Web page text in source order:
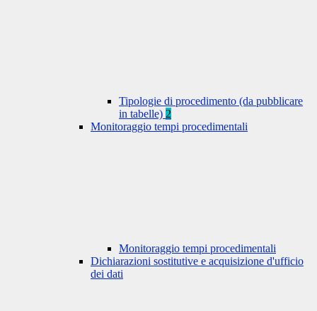
Tipologie di procedimento (da pubblicare
in tabelle) 2
Monitoraggio tempi procedimentali
Monitoraggio tempi procedimentali
Dichiarazioni sostitutive e acquisizione d'ufficio
dei dati